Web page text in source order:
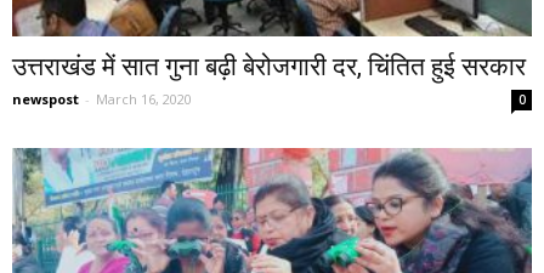
उत्तराखंड में सात गुना बढ़ी बेरोजगारी दर, चिंतित हुई सरकार
newspost - March 16, 2020 0